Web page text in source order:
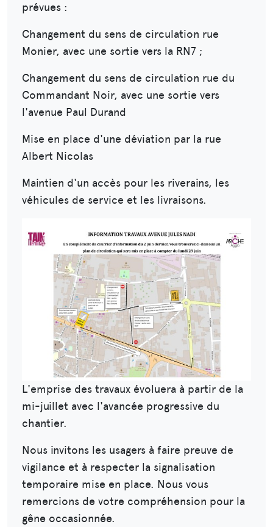
prévues :
Changement du sens de circulation rue
Monier, avec une sortie vers la RN7 ;
Changement du sens de circulation rue du
Commandant Noir, avec une sortie vers
l'avenue Paul Durand
Mise en place d'une déviation par la rue
Albert Nicolas
Maintien d'un accès pour les riverains, les
véhicules de service et les livraisons.
L'emprise des travaux évoluera à partir de la
mi-juillet avec l'avancée progressive du
chantier.
Nous invitons les usagers à faire preuve de
vigilance et à respecter la signalisation
temporaire mise en place. Nous vous
remercions de votre compréhension pour la
gêne occasionnée.